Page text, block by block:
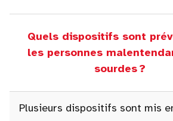
Quels dispositifs sont
les personnes
sourdes ?
Plusieurs dispositifs sont mis